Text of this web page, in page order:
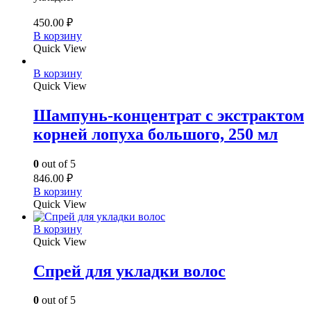
450.00 ₽
В корзину
Quick View
В корзину
Quick View
Шампунь-концентрат с экстрактом
корней лопуха большого, 250 мл
0 out of 5
846.00 ₽
В корзину
Quick View
В корзину
Quick View
Спрей для укладки волос
0 out of 5